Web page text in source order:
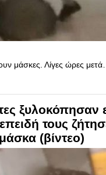
μάσκες. Λίγες ώρες μετά…
ξυλοκόπησαν
τους
(βίντεο)